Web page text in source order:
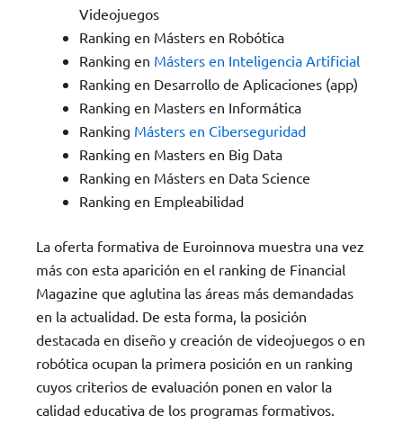
Videojuegos
Ranking en Másters en Robótica
Ranking en Másters en Inteligencia Artificial
Ranking en Desarrollo de Aplicaciones (app)
Ranking en Masters en Informática
Ranking Másters en Ciberseguridad
Ranking en Masters en Big Data
Ranking en Másters en Data Science
Ranking en Empleabilidad
La oferta formativa de Euroinnova muestra una vez
más con esta aparición en el ranking de Financial
Magazine que aglutina las áreas más demandadas
en la actualidad. De esta forma, la posición
destacada en diseño y creación de videojuegos o en
robótica ocupan la primera posición en un ranking
cuyos criterios de evaluación ponen en valor la
calidad educativa de los programas formativos.